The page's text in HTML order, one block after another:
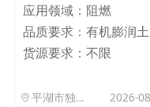
应用领域： 阻燃
品质要求： 有机膨润土
货源要求： 不限
平湖市独山港镇集港路 589 号 2026-